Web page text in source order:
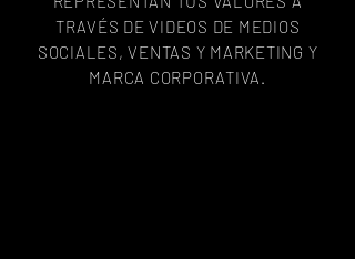
TRAVÉS DE VIDEOS DE MEDIOS
SOCIALES, VENTAS Y MARKETING Y
MARCA CORPORATIVA.